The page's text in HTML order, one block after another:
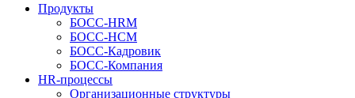
Продукты
БОСС-HRM
БОСС-HCM
БОСС-Кадровик
БОСС-Компания
HR-процессы
Организационные структуры